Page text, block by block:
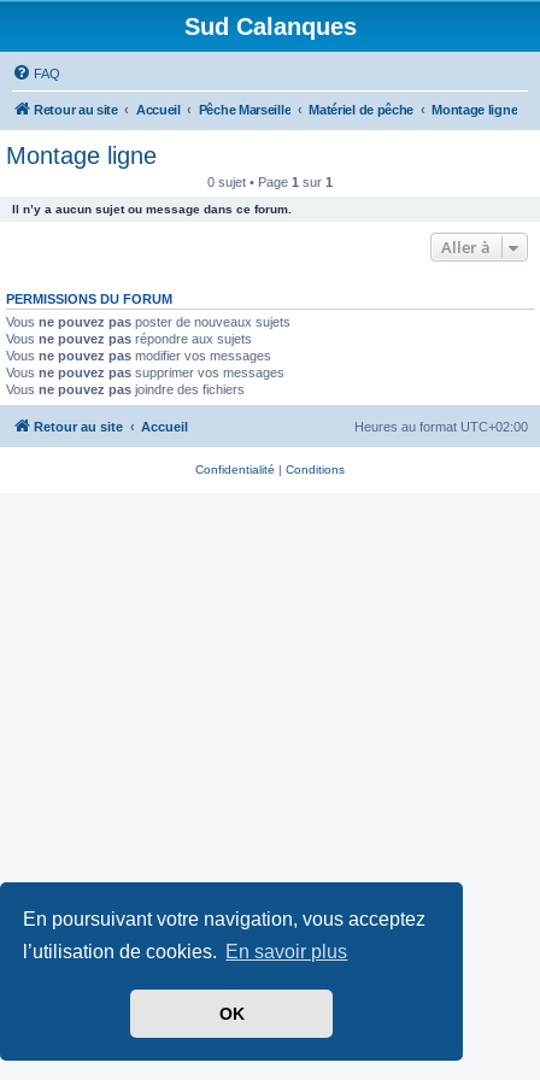
En poursuivant votre navigation, vous acceptez
l’utilisation de cookies. En savoir plus
OK
Sud Calanques
FAQ
Retour au site Accueil Pêche Marseille Matériel de pêche Montage ligne
Montage ligne
0 sujet • Page 1 sur 1
Il n’y a aucun sujet ou message dans ce forum.
Aller à
PERMISSIONS DU FORUM
Vous ne pouvez pas poster de nouveaux sujets
Vous ne pouvez pas répondre aux sujets
Vous ne pouvez pas modifier vos messages
Vous ne pouvez pas supprimer vos messages
Vous ne pouvez pas joindre des fichiers
Retour au site Accueil Heures au format UTC+02:00
Confidentialité | Conditions